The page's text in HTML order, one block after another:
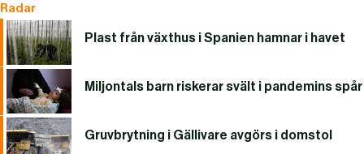
Radar
Plast från växthus i Spanien hamnar i havet
Miljontals barn riskerar svält i pandemins spår
Gruvbrytning i Gällivare avgörs i domstol